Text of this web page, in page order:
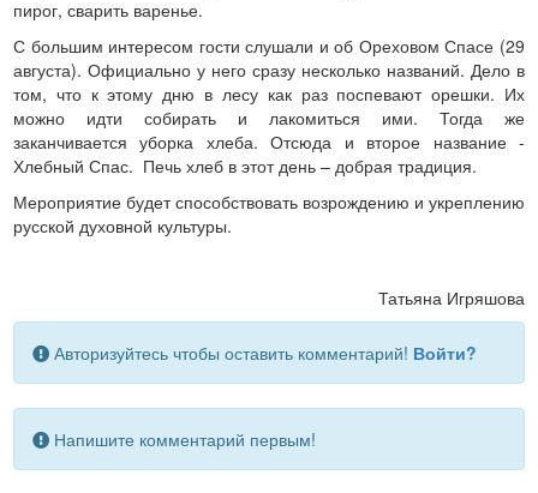
пирог, сварить варенье.
С большим интересом гости слушали и об Ореховом Спасе (29
августа). Официально у него сразу несколько названий. Дело в
том, что к этому дню в лесу как раз поспевают орешки. Их
можно идти собирать и лакомиться ими. Тогда же
заканчивается уборка хлеба. Отсюда и второе название -
Хлебный Спас. Печь хлеб в этот день – добрая традиция.
Мероприятие будет способствовать возрождению и укреплению
русской духовной культуры.
Татьяна Игряшова
Авторизуйтесь чтобы оставить комментарий! Войти?
Напишите комментарий первым!